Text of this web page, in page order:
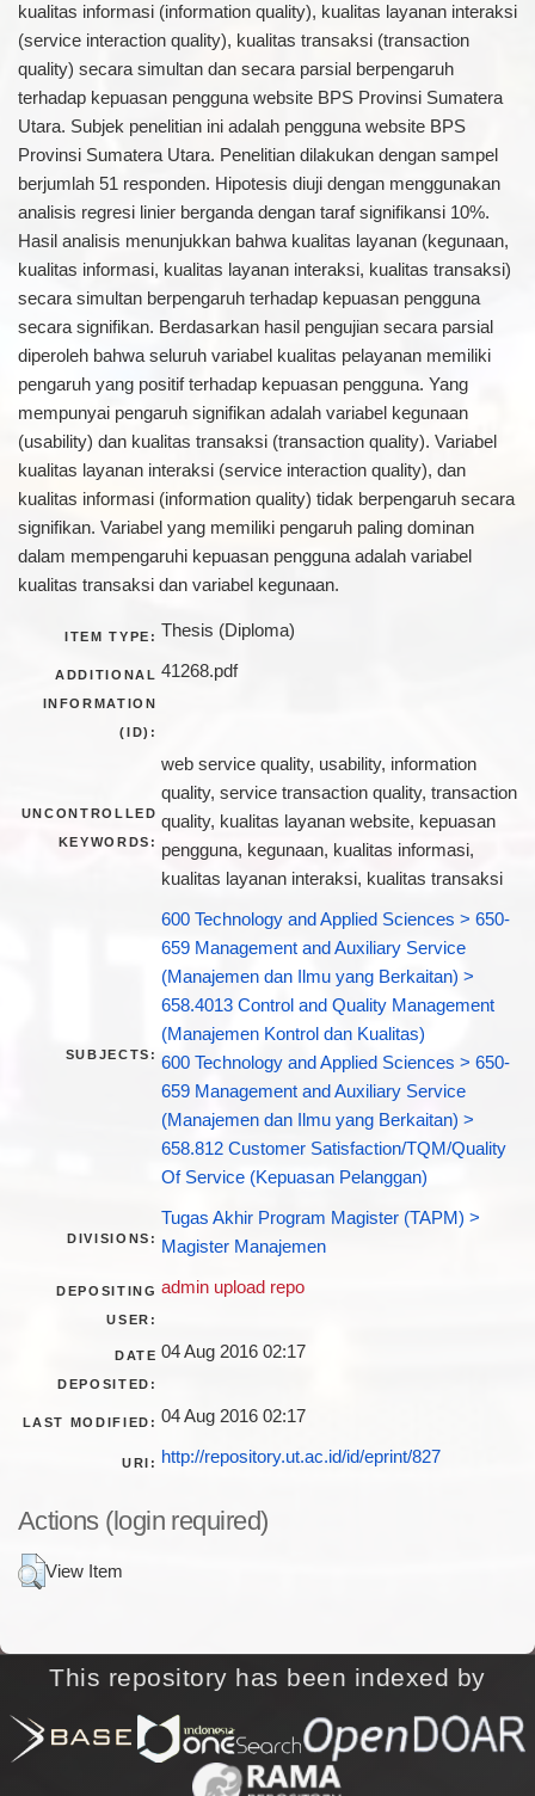
kualitas informasi (information quality), kualitas layanan interaksi
(service interaction quality), kualitas transaksi (transaction
quality) secara simultan dan secara parsial berpengaruh
terhadap kepuasan pengguna website BPS Provinsi Sumatera
Utara. Subjek penelitian ini adalah pengguna website BPS
Provinsi Sumatera Utara. Penelitian dilakukan dengan sampel
berjumlah 51 responden. Hipotesis diuji dengan menggunakan
analisis regresi linier berganda dengan taraf signifikansi 10%.
Hasil analisis menunjukkan bahwa kualitas layanan (kegunaan,
kualitas informasi, kualitas layanan interaksi, kualitas transaksi)
secara simultan berpengaruh terhadap kepuasan pengguna
secara signifikan. Berdasarkan hasil pengujian secara parsial
diperoleh bahwa seluruh variabel kualitas pelayanan memiliki
pengaruh yang positif terhadap kepuasan pengguna. Yang
mempunyai pengaruh signifikan adalah variabel kegunaan
(usability) dan kualitas transaksi (transaction quality). Variabel
kualitas layanan interaksi (service interaction quality), dan
kualitas informasi (information quality) tidak berpengaruh secara
signifikan. Variabel yang memiliki pengaruh paling dominan
dalam mempengaruhi kepuasan pengguna adalah variabel
kualitas transaksi dan variabel kegunaan.
ITEM TYPE: Thesis (Diploma)
ADDITIONAL
INFORMATION
(ID):
41268.pdf
UNCONTROLLED
KEYWORDS:
web service quality, usability, information
quality, service transaction quality, transaction
quality, kualitas layanan website, kepuasan
pengguna, kegunaan, kualitas informasi,
kualitas layanan interaksi, kualitas transaksi
SUBJECTS:
600 Technology and Applied Sciences > 650-
659 Management and Auxiliary Service
(Manajemen dan Ilmu yang Berkaitan) >
658.4013 Control and Quality Management
(Manajemen Kontrol dan Kualitas)
600 Technology and Applied Sciences > 650-
659 Management and Auxiliary Service
(Manajemen dan Ilmu yang Berkaitan) >
658.812 Customer Satisfaction/TQM/Quality
Of Service (Kepuasan Pelanggan)
DIVISIONS:
Tugas Akhir Program Magister (TAPM) >
Magister Manajemen
DEPOSITING
USER:
admin upload repo
DATE
DEPOSITED:
04 Aug 2016 02:17
LAST MODIFIED: 04 Aug 2016 02:17
URI: http://repository.ut.ac.id/id/eprint/827
Actions (login required)
View Item
This repository has been indexed by